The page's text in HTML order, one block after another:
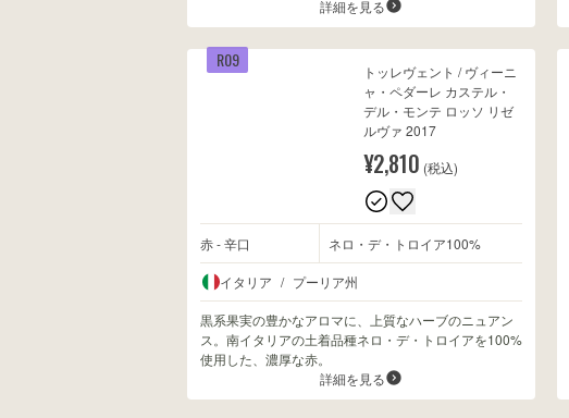
詳細を見る
R09
トッレヴェント / ヴィーニ
ャ・ペダーレ カステル・
デル・モンテ ロッソ リゼ
ルヴァ 2017
¥2,810 (税込)
赤 - 辛口 ネロ・デ・トロイア100%
イタリア / プーリア州
黒系果実の豊かなアロマに、上質なハーブのニュアン
ス。南イタリアの土着品種ネロ・デ・トロイアを100%
使用した、濃厚な赤。
詳細を見る